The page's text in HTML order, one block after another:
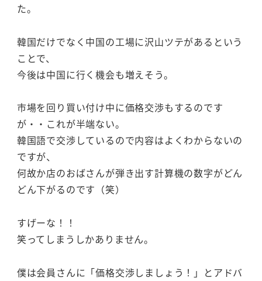
た。
韓国だけでなく中国の工場に沢山ツテがあるという
ことで、
今後は中国に行く機会も増えそう。
市場を回り買い付け中に価格交渉もするのです
が・・これが半端ない。
韓国語で交渉しているので内容はよくわからないの
ですが、
何故か店のおばさんが弾き出す計算機の数字がどん
どん下がるのです（笑）
すげーな！！
笑ってしまうしかありません。
僕は会員さんに「価格交渉しましょう！」とアドバ